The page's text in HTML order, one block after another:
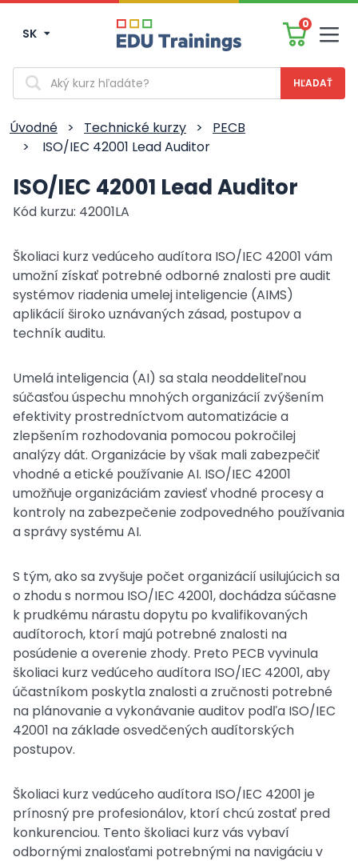
SK
0
Vyhľadávanie
Úvodné > Technické kurzy >
PECB
>
ISO/IEC 42001 Lead Auditor
ISO/IEC 42001 Lead Auditor
Kód kurzu: 42001LA
Školiaci kurz vedúceho audítora ISO/IEC 42001 vám
umožní získať potrebné odborné znalosti pre audit
systémov riadenia umelej inteligencie (AIMS)
aplikácií široko uznávaných zásad, postupov a
techník auditu.
Umelá inteligencia (AI) sa stala neoddeliteľnou
súčasťou úspechu mnohých organizácií zvýšením
efektivity prostredníctvom automatizácie a
zlepšením rozhodovania pomocou pokročilej
analýzy dát. Organizácie by však mali zabezpečiť
vhodné a etické používanie AI. ISO/IEC 42001
umožňuje organizáciám zaviesť vhodné procesy a
kontroly na zabezpečenie zodpovedného používania
a správy systému AI.
S tým, ako sa zvyšuje počet organizácií usilujúcich sa
o zhodu s normou ISO/IEC 42001, dochádza súčasne
k prudkému nárastu dopytu po kvalifikovaných
audítoroch, ktorí majú potrebné znalosti na
posúdenie a overenie zhody. Preto PECB vyvinula
školiaci kurz vedúceho audítora ISO/IEC 42001, aby
účastníkom poskytla znalosti a zručnosti potrebné
na plánovanie a vykonávanie auditov podľa ISO/IEC
42001 na základe osvedčených audítorských
postupov.
Školiaci kurz vedúceho audítora ISO/IEC 42001 je
prínosný pre profesionálov, ktorí chcú zostať pred
konkurenciou. Tento školiaci kurz vás vybaví
odbornými znalosťami potrebnými na navigáciu v